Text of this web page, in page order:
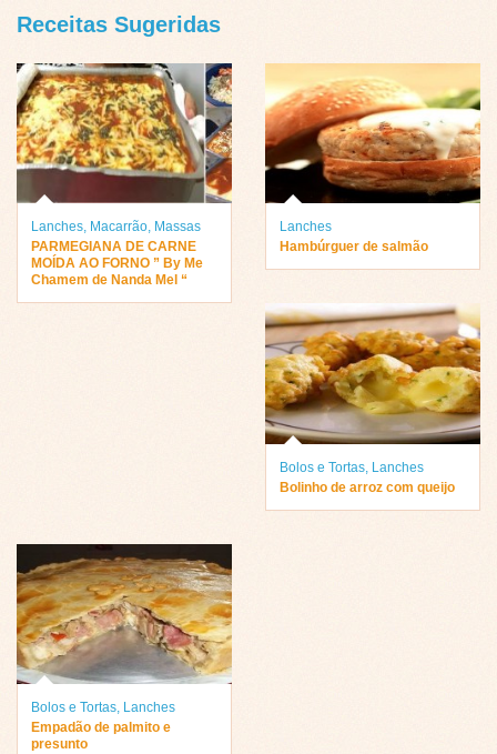
Receitas Sugeridas
Lanches, Macarrão, Massas
PARMEGIANA DE CARNE
MOÍDA AO FORNO ” By Me
Chamem de Nanda Mel “
Lanches
Hambúrguer de salmão
Bolos e Tortas, Lanches
Bolinho de arroz com queijo
Bolos e Tortas, Lanches
Empadão de palmito e
presunto